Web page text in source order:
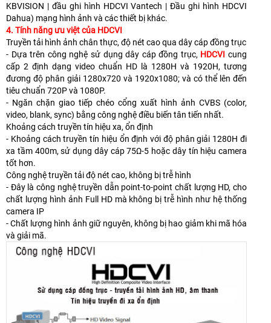
KBVISION | đầu ghi hình HDCVI Vantech | Đầu ghi hình HDCVI
Dahua) mạng hình ảnh và các thiết bị khác.
4. Tính năng ưu việt của HDCVI
Truyền tải hình ảnh chân thực, độ nét cao qua dây cáp đồng trục
- Dựa trên công nghệ sử dụng dây cáp đồng trục, HDCVI cung
cấp 2 định dạng video chuẩn HD là 1280H và 1920H, tương
đương độ phân giải 1280x720 và 1920x1080; và có thể lên đến
tiêu chuẩn 720P và 1080P.
- Ngăn chặn giao tiếp chéo cổng xuất hình ảnh CVBS (color,
video, blank, sync) bằng công nghệ điều biến tân tiến nhất.
Khoảng cách truyền tín hiệu xa, ổn định
- Khoảng cách truyền tín hiệu ổn định với độ phân giải 1280H đi
xa tầm 400m, sử dụng dây cáp 75Ω-5 hoặc dây tín hiệu camera
tốt hơn.
Công nghệ truyền tải độ nét cao, không bị trễ hình
- Đây là công nghệ truyền dẫn point-to-point chất lượng HD, cho
chất lượng hình ảnh Full HD mà không bị trễ hình như hệ thống
camera IP
- Chất lượng hình ảnh giữ nguyên, không bị hao giảm khi mã hóa
và giải mã.